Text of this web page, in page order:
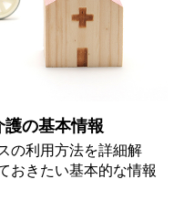
の基本情報
の利用方法を詳細解
おきたい基本的な情報